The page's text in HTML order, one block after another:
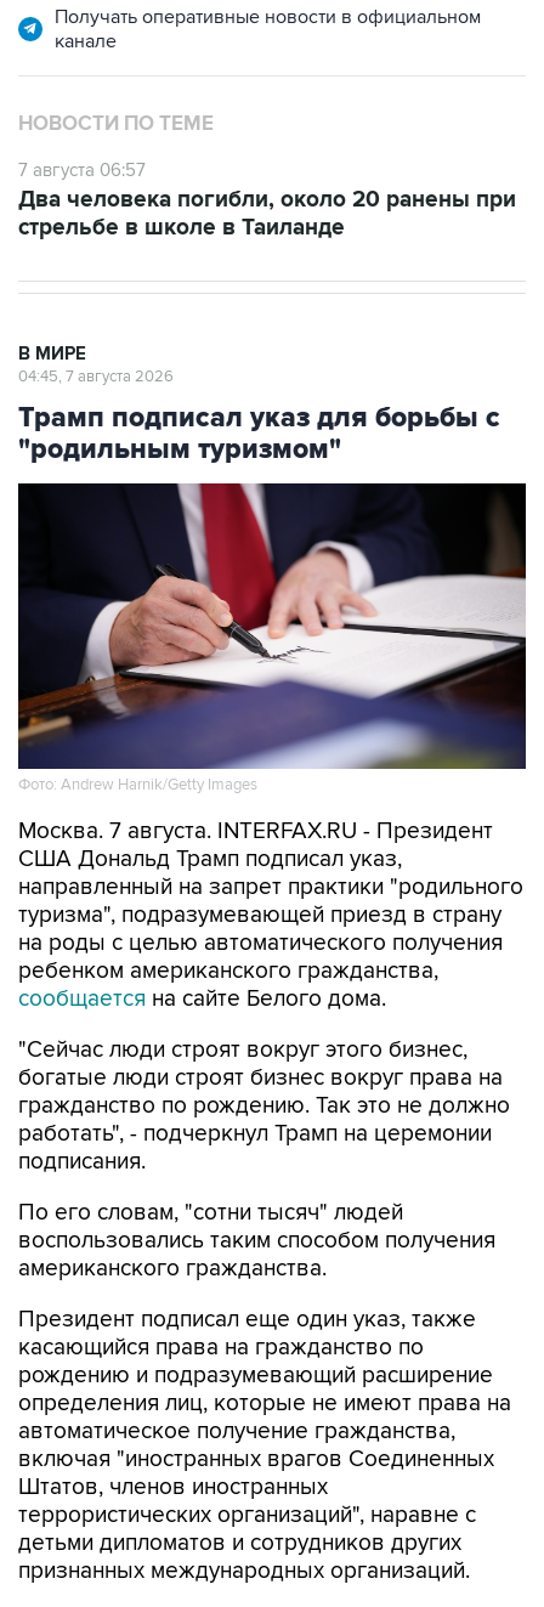
Получать оперативные новости в официальном
канале
НОВОСТИ ПО ТЕМЕ
7 августа 06:57
Два человека погибли, около 20 ранены при
стрельбе в школе в Таиланде
В МИРЕ
04:45, 7 августа 2026
Трамп подписал указ для борьбы с
"родильным туризмом"
Фото: Andrew Harnik/Getty Images
Москва. 7 августа. INTERFAX.RU - Президент
США Дональд Трамп подписал указ,
направленный на запрет практики "родильного
туризма", подразумевающей приезд в страну
на роды с целью автоматического получения
ребенком американского гражданства,
сообщается на сайте Белого дома.
"Сейчас люди строят вокруг этого бизнес,
богатые люди строят бизнес вокруг права на
гражданство по рождению. Так это не должно
работать", - подчеркнул Трамп на церемонии
подписания.
По его словам, "сотни тысяч" людей
воспользовались таким способом получения
американского гражданства.
Президент подписал еще один указ, также
касающийся права на гражданство по
рождению и подразумевающий расширение
определения лиц, которые не имеют права на
автоматическое получение гражданства,
включая "иностранных врагов Соединенных
Штатов, членов иностранных
террористических организаций", наравне с
детьми дипломатов и сотрудников других
признанных международных организаций.